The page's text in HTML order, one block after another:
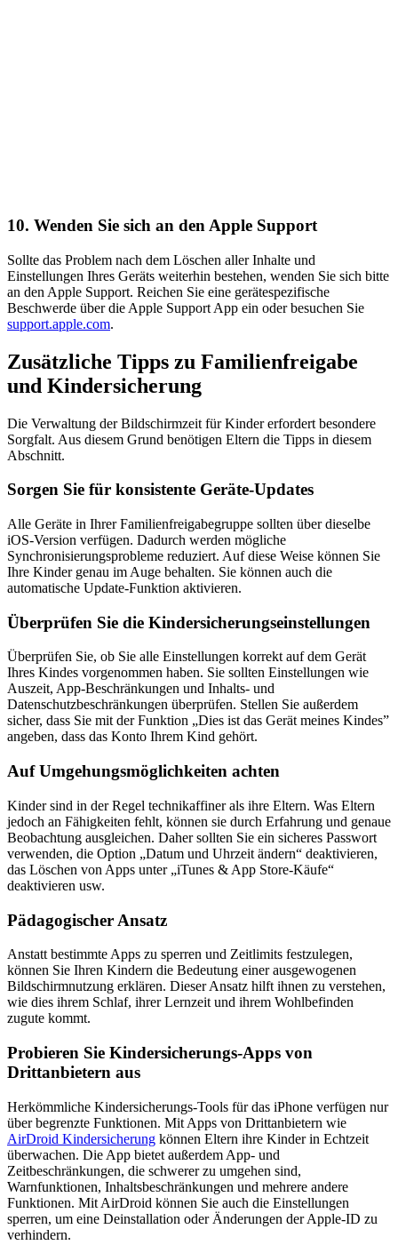
10. Wenden Sie sich an den Apple Support
Sollte das Problem nach dem Löschen aller Inhalte und
Einstellungen Ihres Geräts weiterhin bestehen, wenden Sie sich bitte
an den Apple Support. Reichen Sie eine gerätespezifische
Beschwerde über die Apple Support App ein oder besuchen Sie
support.apple.com.
Zusätzliche Tipps zu Familienfreigabe
und Kindersicherung
Die Verwaltung der Bildschirmzeit für Kinder erfordert besondere
Sorgfalt. Aus diesem Grund benötigen Eltern die Tipps in diesem
Abschnitt.
Sorgen Sie für konsistente Geräte-Updates
Alle Geräte in Ihrer Familienfreigabegruppe sollten über dieselbe
iOS-Version verfügen. Dadurch werden mögliche
Synchronisierungsprobleme reduziert. Auf diese Weise können Sie
Ihre Kinder genau im Auge behalten. Sie können auch die
automatische Update-Funktion aktivieren.
Überprüfen Sie die Kindersicherungseinstellungen
Überprüfen Sie, ob Sie alle Einstellungen korrekt auf dem Gerät
Ihres Kindes vorgenommen haben. Sie sollten Einstellungen wie
Auszeit, App-Beschränkungen und Inhalts- und
Datenschutzbeschränkungen überprüfen. Stellen Sie außerdem
sicher, dass Sie mit der Funktion „Dies ist das Gerät meines Kindes”
angeben, dass das Konto Ihrem Kind gehört.
Auf Umgehungsmöglichkeiten achten
Kinder sind in der Regel technikaffiner als ihre Eltern. Was Eltern
jedoch an Fähigkeiten fehlt, können sie durch Erfahrung und genaue
Beobachtung ausgleichen. Daher sollten Sie ein sicheres Passwort
verwenden, die Option „Datum und Uhrzeit ändern“ deaktivieren,
das Löschen von Apps unter „iTunes & App Store-Käufe“
deaktivieren usw.
Pädagogischer Ansatz
Anstatt bestimmte Apps zu sperren und Zeitlimits festzulegen,
können Sie Ihren Kindern die Bedeutung einer ausgewogenen
Bildschirmnutzung erklären. Dieser Ansatz hilft ihnen zu verstehen,
wie dies ihrem Schlaf, ihrer Lernzeit und ihrem Wohlbefinden
zugute kommt.
Probieren Sie Kindersicherungs-Apps von
Drittanbietern aus
Herkömmliche Kindersicherungs-Tools für das iPhone verfügen nur
über begrenzte Funktionen. Mit Apps von Drittanbietern wie
AirDroid Kindersicherung können Eltern ihre Kinder in Echtzeit
überwachen. Die App bietet außerdem App- und
Zeitbeschränkungen, die schwerer zu umgehen sind,
Warnfunktionen, Inhaltsbeschränkungen und mehrere andere
Funktionen. Mit AirDroid können Sie auch die Einstellungen
sperren, um eine Deinstallation oder Änderungen der Apple-ID zu
verhindern.